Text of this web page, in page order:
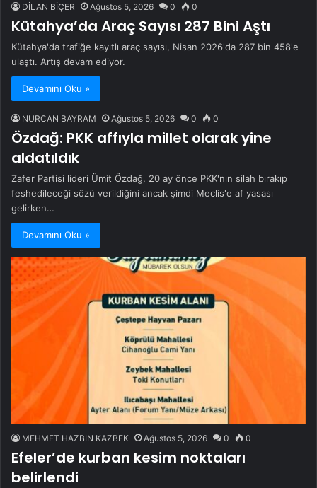
DİLAN BİÇER Ağustos 5, 2026 0 0
Kütahya’da Araç Sayısı 287 Bini Aştı
Kütahya'da trafiğe kayıtlı araç sayısı, Nisan 2026'da 287 bin 458'e
ulaştı. Artış devam ediyor.
Devamını Oku »
NURCAN BAYRAM Ağustos 5, 2026 0 0
Özdağ: PKK affıyla millet olarak yine
aldatıldık
Zafer Partisi lideri Ümit Özdağ, 20 ay önce PKK'nın silah bırakıp
feshedileceği sözü verildiğini ancak şimdi Meclis'e af yasası
gelirken…
Devamını Oku »
MEHMET HAZBİN KAZBEK Ağustos 5, 2026 0 0
Efeler’de kurban kesim noktaları
belirlendi